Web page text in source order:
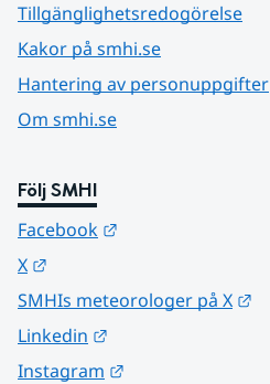
Tillgänglighetsredogörelse
Kakor på smhi.se
Hantering av personuppgifter
Om smhi.se
Följ SMHI
Facebook
X
SMHIs meteorologer på X
Linkedin
Instagram